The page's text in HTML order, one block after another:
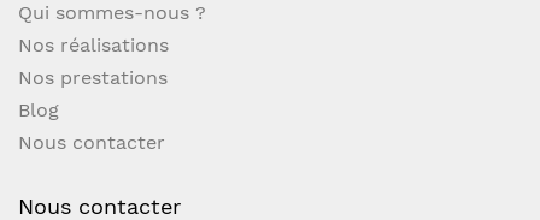
Qui sommes-nous ?
Nos réalisations
Nos prestations
Blog
Nous contacter
Nous contacter